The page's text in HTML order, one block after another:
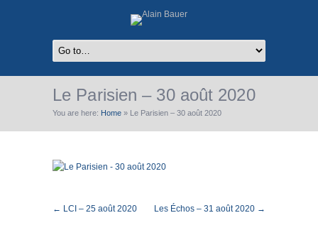
Le Parisien – 30 août 2020
You are here: Home » Le Parisien – 30 août 2020
← LCI – 25 août 2020 Les Échos – 31 août 2020 →